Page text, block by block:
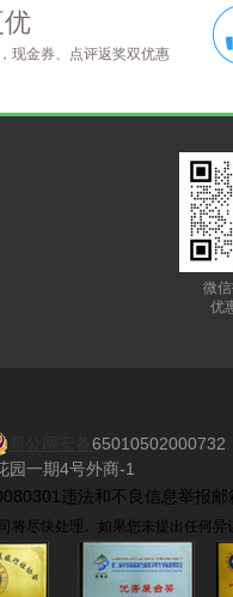
现金券、点评返奖双优惠
微
优
65010502000732
园一期4号外商-1
违法和不良信息举报
尽快处理。如果您未提出任何异